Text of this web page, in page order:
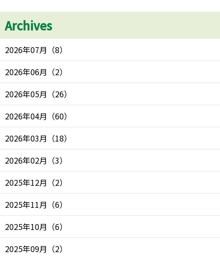
Archives
2026年07月 （8）
2026年06月 （2）
2026年05月 （26）
2026年04月 （60）
2026年03月 （18）
2026年02月 （3）
2025年12月 （2）
2025年11月 （6）
2025年10月 （6）
2025年09月 （2）